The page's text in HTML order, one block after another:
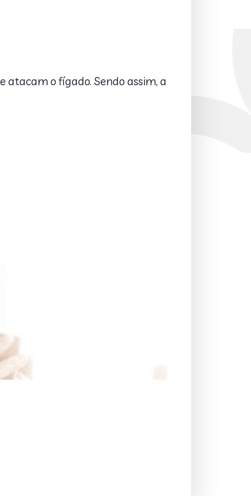
o fígado. Sendo assim, a